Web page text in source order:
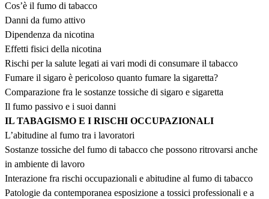
Cos’è il fumo di tabacco
Danni da fumo attivo
Dipendenza da nicotina
Effetti fisici della nicotina
Rischi per la salute legati ai vari modi di consumare il tabacco
Fumare il sigaro è pericoloso quanto fumare la sigaretta?
Comparazione fra le sostanze tossiche di sigaro e sigaretta
Il fumo passivo e i suoi danni
IL TABAGISMO E I RISCHI OCCUPAZIONALI
L’abitudine al fumo tra i lavoratori
Sostanze tossiche del fumo di tabacco che possono ritrovarsi anche
in ambiente di lavoro
Interazione fra rischi occupazionali e abitudine al fumo di tabacco
Patologie da contemporanea esposizione a tossici professionali e a